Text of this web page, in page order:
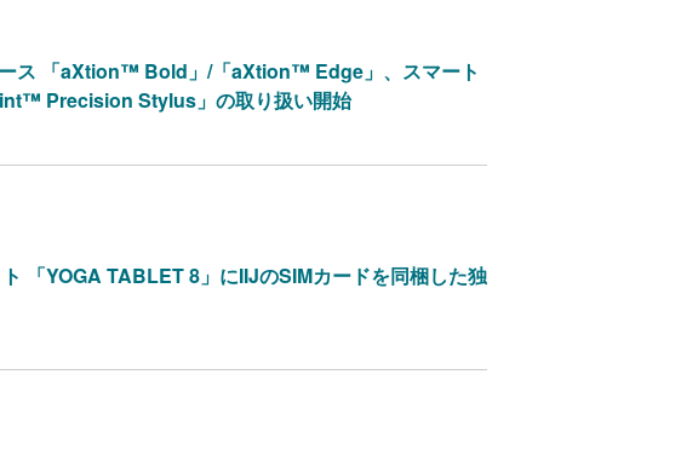
ス 「aXtion™ Bold」/「aXtion™ Edge」、スマート
Precision Stylus」の取り扱い開始
「YOGA TABLET 8」にIIJのSIMカードを同梱した独